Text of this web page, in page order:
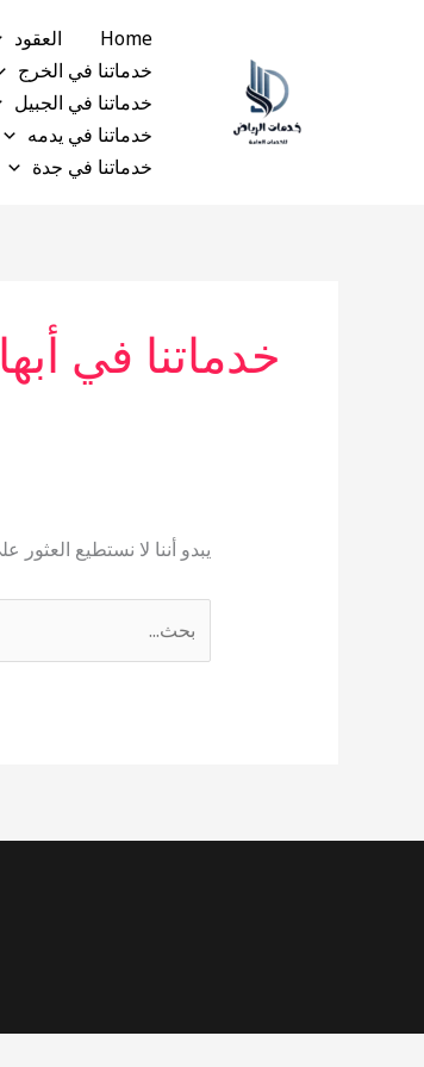
Home العقود
خدماتنا في الخرج
خدماتنا في الجبيل
خدماتنا في يدمه
خدماتنا في جدة
خدماتنا في أبها
يبدو أننا لا نستطيع